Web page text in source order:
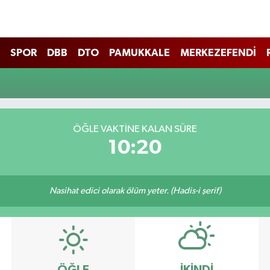
SPOR DBB DTO PAMUKKALE MERKEZEFENDİ
ÖĞLE VAKTINE KALAN SÜRE
10:20
Nasihat edici olarak ölüm yeter. (Hadis-i şerif)